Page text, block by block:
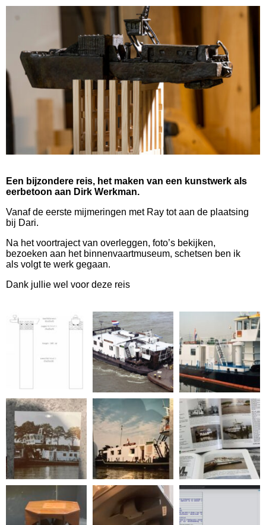
Een bijzondere reis, het maken van een kunstwerk als
eerbetoon aan Dirk Werkman.
Vanaf de eerste mijmeringen met Ray tot aan de plaatsing
bij Dari.
Na het voortraject van overleggen, foto’s bekijken,
bezoeken aan het binnenvaartmuseum, schetsen ben ik
als volgt te werk gegaan.
Dank jullie wel voor deze reis